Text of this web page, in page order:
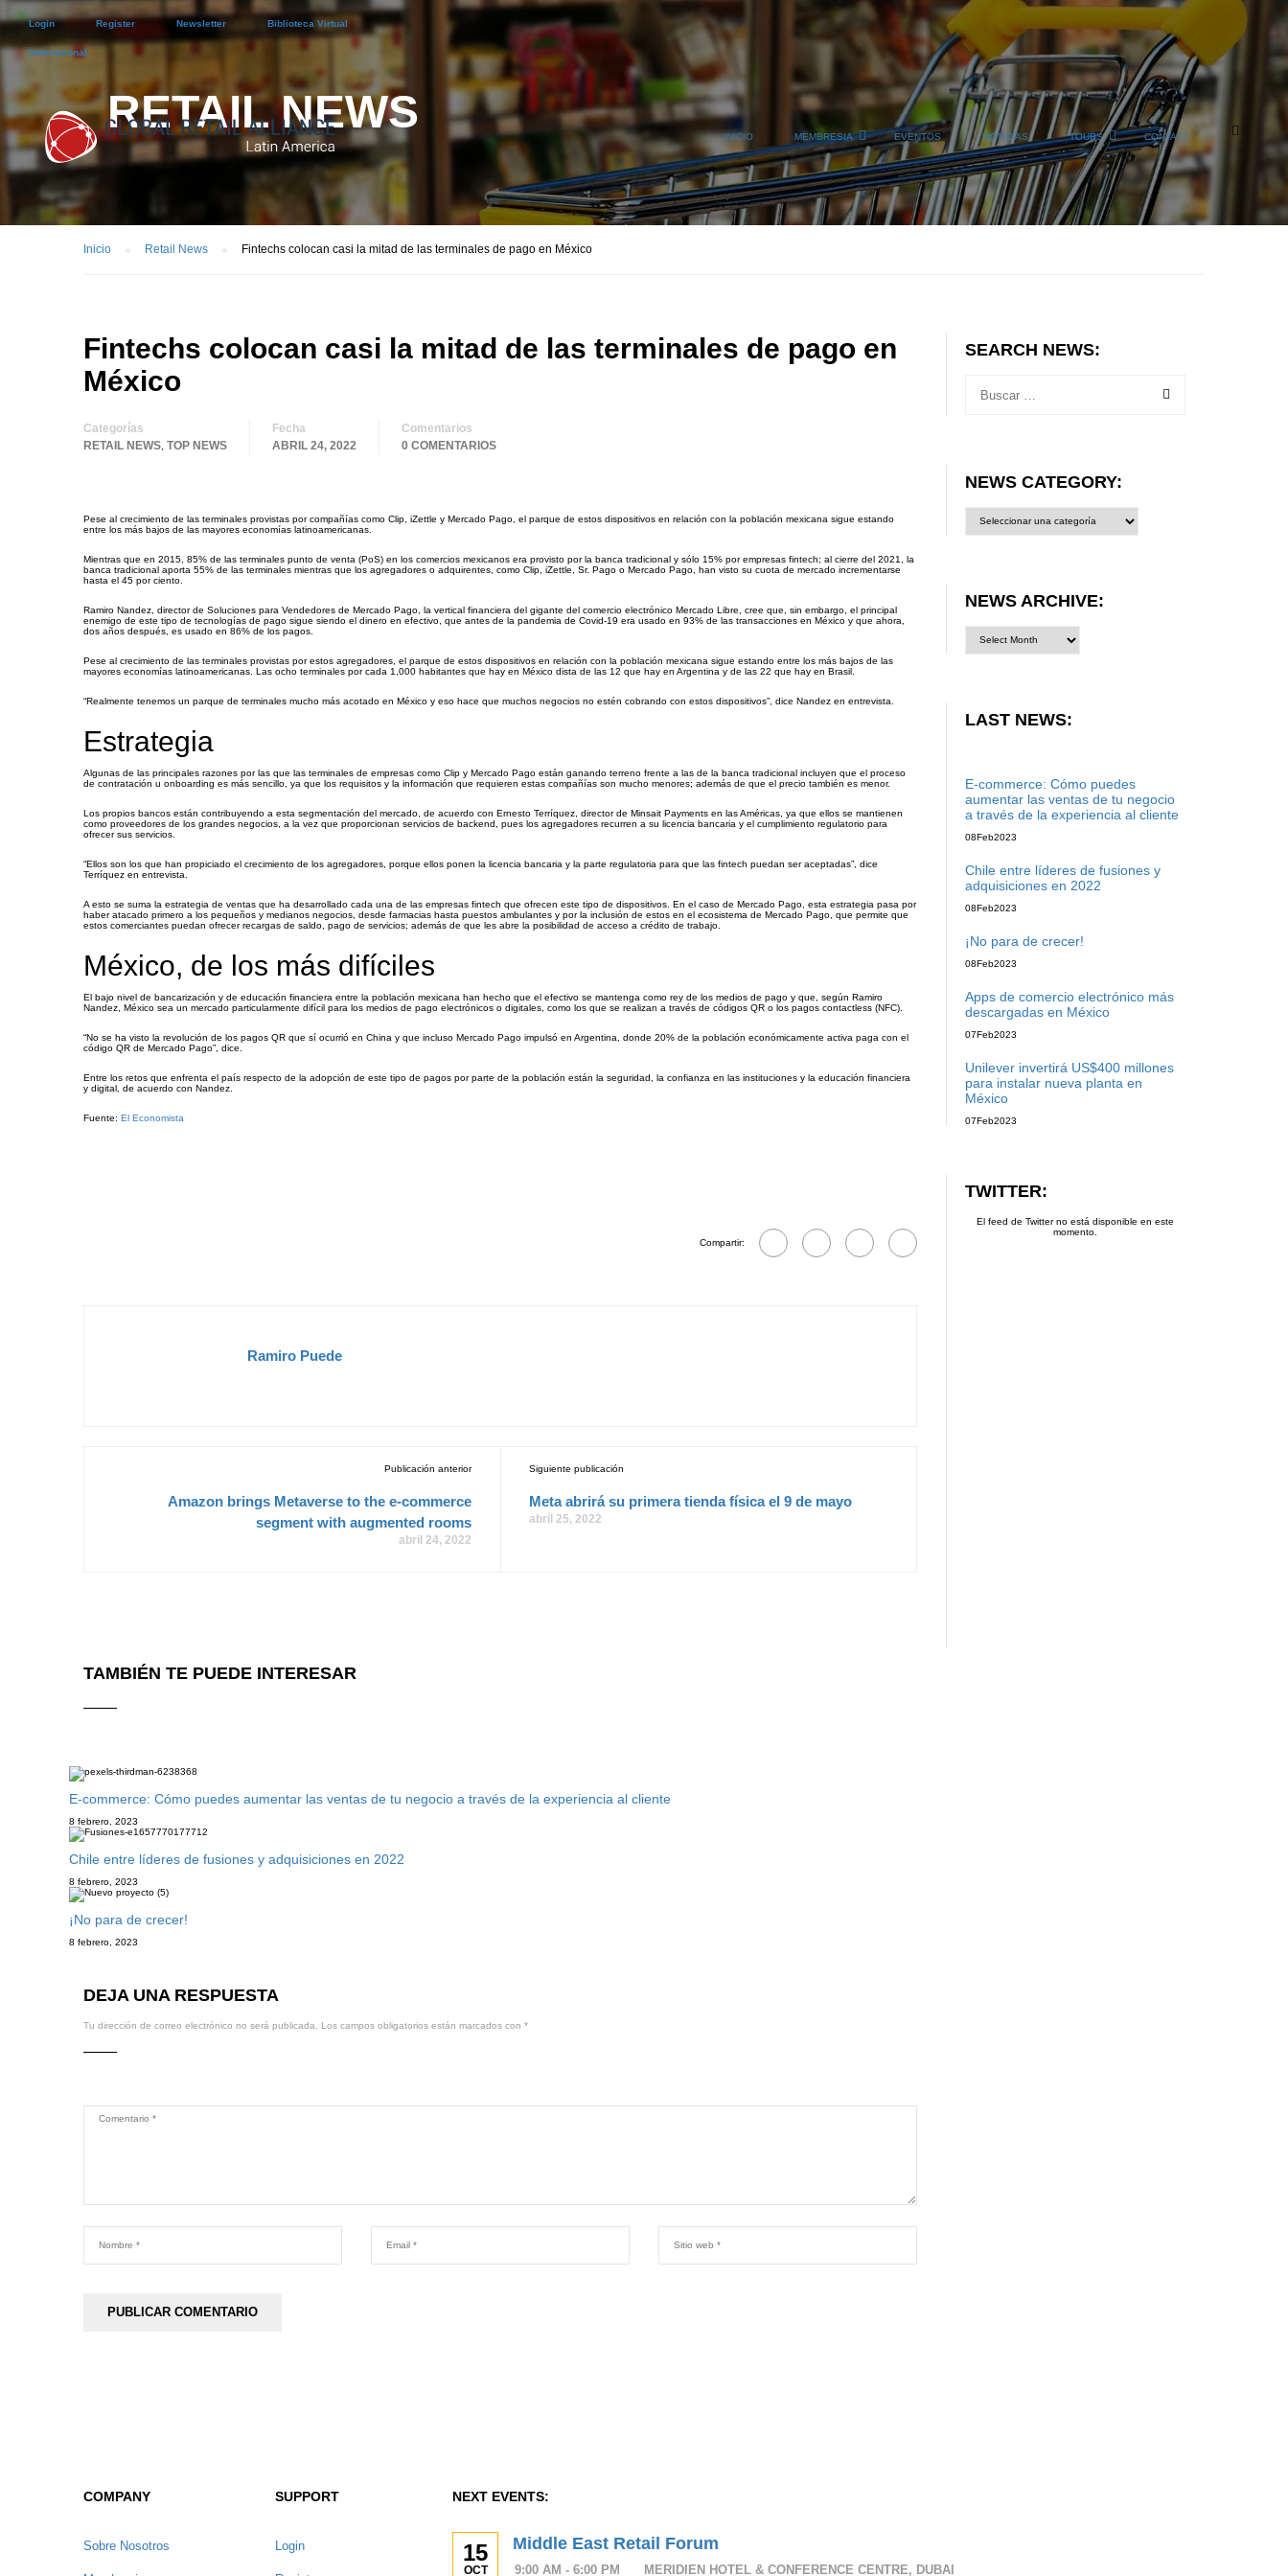
Login Register Newsletter Biblioteca Virtual
International
INICIO MEMBRESIA EVENTOS NOTICIAS TOURS CONTACT
RETAIL NEWS
Inicio Retail News Fintechs colocan casi la mitad de las terminales de pago en México
Fintechs colocan casi la mitad de las terminales de pago en
México
Categorías
RETAIL NEWS TOP NEWS
Fecha
ABRIL 24, 2022
Comentarios
0 COMENTARIOS
Pese al crecimiento de las terminales provistas por compañías como Clip, iZettle y Mercado Pago, el parque de estos dispositivos en relación con la población mexicana sigue estando
entre los más bajos de las mayores economías latinoamericanas.
Mientras que en 2015, 85% de las terminales punto de venta (PoS) en los comercios mexicanos era provisto por la banca tradicional y sólo 15% por empresas fintech; al cierre del 2021, la
banca tradicional aporta 55% de las terminales mientras que los agregadores o adquirentes, como Clip, iZettle, Sr. Pago o Mercado Pago, han visto su cuota de mercado incrementarse
hasta el 45 por ciento.
Ramiro Nandez, director de Soluciones para Vendedores de Mercado Pago, la vertical financiera del gigante del comercio electrónico Mercado Libre, cree que, sin embargo, el principal
enemigo de este tipo de tecnologías de pago sigue siendo el dinero en efectivo, que antes de la pandemia de Covid-19 era usado en 93% de las transacciones en México y que ahora,
dos años después, es usado en 86% de los pagos.
Pese al crecimiento de las terminales provistas por estos agregadores, el parque de estos dispositivos en relación con la población mexicana sigue estando entre los más bajos de las
mayores economías latinoamericanas. Las ocho terminales por cada 1,000 habitantes que hay en México dista de las 12 que hay en Argentina y de las 22 que hay en Brasil.
“Realmente tenemos un parque de terminales mucho más acotado en México y eso hace que muchos negocios no estén cobrando con estos dispositivos”, dice Nandez en entrevista.
Estrategia
Algunas de las principales razones por las que las terminales de empresas como Clip y Mercado Pago están ganando terreno frente a las de la banca tradicional incluyen que el proceso
de contratación u onboarding es más sencillo, ya que los requisitos y la información que requieren estas compañías son mucho menores; además de que el precio también es menor.
Los propios bancos están contribuyendo a esta segmentación del mercado, de acuerdo con Ernesto Terríquez, director de Minsait Payments en las Américas, ya que ellos se mantienen
como proveedores de los grandes negocios, a la vez que proporcionan servicios de backend, pues los agregadores recurren a su licencia bancaria y el cumplimiento regulatorio para
ofrecer sus servicios.
“Ellos son los que han propiciado el crecimiento de los agregadores, porque ellos ponen la licencia bancaria y la parte regulatoria para que las fintech puedan ser aceptadas”, dice
Terríquez en entrevista.
A esto se suma la estrategia de ventas que ha desarrollado cada una de las empresas fintech que ofrecen este tipo de dispositivos. En el caso de Mercado Pago, esta estrategia pasa por
haber atacado primero a los pequeños y medianos negocios, desde farmacias hasta puestos ambulantes y por la inclusión de estos en el ecosistema de Mercado Pago, que permite que
estos comerciantes puedan ofrecer recargas de saldo, pago de servicios; además de que les abre la posibilidad de acceso a crédito de trabajo.
México, de los más difíciles
El bajo nivel de bancarización y de educación financiera entre la población mexicana han hecho que el efectivo se mantenga como rey de los medios de pago y que, según Ramiro
Nandez, México sea un mercado particularmente difícil para los medios de pago electrónicos o digitales, como los que se realizan a través de códigos QR o los pagos contactless (NFC).
“No se ha visto la revolución de los pagos QR que sí ocurrió en China y que incluso Mercado Pago impulsó en Argentina, donde 20% de la población económicamente activa paga con el
código QR de Mercado Pago”, dice.
Entre los retos que enfrenta el país respecto de la adopción de este tipo de pagos por parte de la población están la seguridad, la confianza en las instituciones y la educación financiera
y digital, de acuerdo con Nandez.
Fuente: El Economista
Compartir:
Ramiro Puede
Publicación anterior
Amazon brings Metaverse to the e-commerce
segment with augmented rooms
abril 24, 2022
Siguiente publicación
Meta abrirá su primera tienda física el 9 de mayo
abril 25, 2022
TAMBIÉN TE PUEDE INTERESAR
E-commerce: Cómo puedes aumentar las ventas de tu negocio a través de la experiencia al cliente
8 febrero, 2023
Chile entre líderes de fusiones y adquisiciones en 2022
8 febrero, 2023
¡No para de crecer!
8 febrero, 2023
DEJA UNA RESPUESTA
Tu dirección de correo electrónico no será publicada. Los campos obligatorios están marcados con *
SEARCH NEWS:
NEWS CATEGORY:
category:
NEWS ARCHIVE:
LAST NEWS:
E-commerce: Cómo puedes
aumentar las ventas de tu negocio
a través de la experiencia al cliente
08Feb2023
Chile entre líderes de fusiones y
adquisiciones en 2022
08Feb2023
¡No para de crecer!
08Feb2023
Apps de comercio electrónico más
descargadas en México
07Feb2023
Unilever invertirá US$400 millones
para instalar nueva planta en
México
07Feb2023
TWITTER:
El feed de Twitter no está disponible en este
momento.
COMPANY
Sobre Nosotros
SUPPORT
Login
NEXT EVENTS:
15
OCT
Middle East Retail Forum
9:00 AM - 6:00 PM MERIDIEN HOTEL & CONFERENCE CENTRE, DUBAI